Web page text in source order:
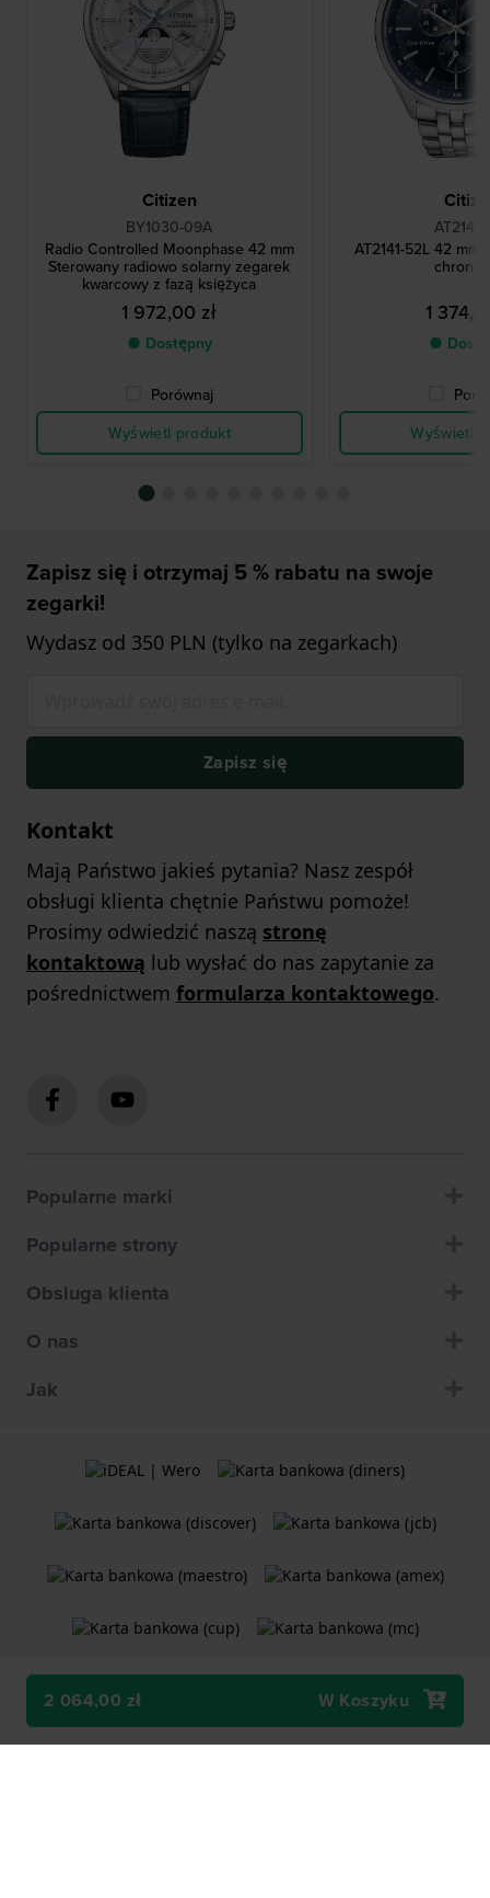
2 064,00 zł W Koszyku
Citizen
BY1030-09A
Radio Controlled Moonphase 42 mm
Sterowany radiowo solarny zegarek
kwarcowy z fazą księżyca
1 972,00 zł
● Dostępny
Porównaj
Wyświetl produkt
AT2141-52L 42 mm
1
●
Wyświetl
Zapisz się i otrzymaj 5 % rabatu na swoje
zegarki!
Wydasz od 350 PLN (tylko na zegarkach)
Zapisz się
Kontakt
Mają Państwo jakieś pytania? Nasz zespół
obsługi klienta chętnie Państwu pomoże!
Prosimy odwiedzić naszą stronę
kontaktową lub wysłać do nas zapytanie za
pośrednictwem formularza kontaktowego.
Popularne marki
Popularne strony
Obsluga klienta
O nas
Jak